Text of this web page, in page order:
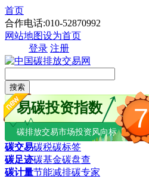
首页
合作电话:010-52870992
网站地图设为首页
登录 注册
搜索
7
易碳投资指数
碳排放交易市场投资风向标
碳交易碳税碳标签
碳足迹碳基金碳盘查
碳计量节能减排碳专家